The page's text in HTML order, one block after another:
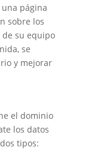
página
sobre los
su equipo
se
y mejorar
el dominio
los datos
tipos: